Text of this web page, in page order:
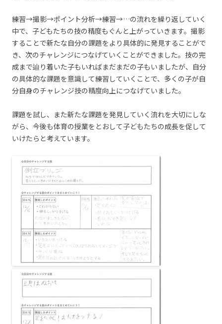
練習→撮影→ポイント分析→練習→…の流れを繰り返していく
中で、子どもたちの技の精度もぐんと上がっていきます。撮影
することで新たな自分の課題をより具体的に発見することがで
き、次のチャレンジにつなげていくことができました。技の完
成まで辿り着いた子もいればまだまだの子もいましたが、自分
の具体的な課題を意識して練習していくことで、多くの子が自
分自身のチャレンジ技の精度向上につなげていました。
課題を試し、また新たな課題を発見していく流れを大切にしな
がら、今後も体育の授業をとおして子どもたちの成長を促して
いけたらと考えています。